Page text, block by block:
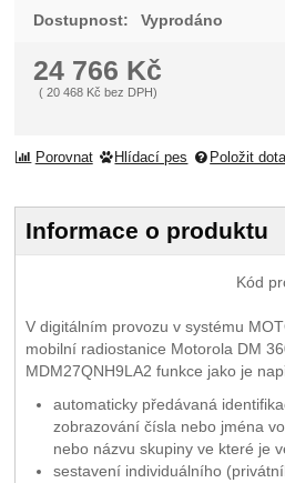
Dostupnost: Vyprodáno
24 766 Kč
(20 468 Kč bez DPH)
Porovnat Hlídací pes Položit
Informace o produktu
Kód
V digitálním provozu v systému
mobilní radiostanice Motorola DM
MDM27QNH9LA2 funkce jako je
automaticky předávaná
zobrazování čísla nebo jména
nebo názvu skupiny ve které je
sestavení individuálního